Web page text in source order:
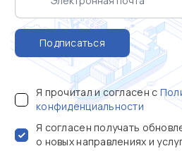
Подписаться
Я прочитал и согласен с
конфиденциальности
Я согласен получать
о новых направлениях и